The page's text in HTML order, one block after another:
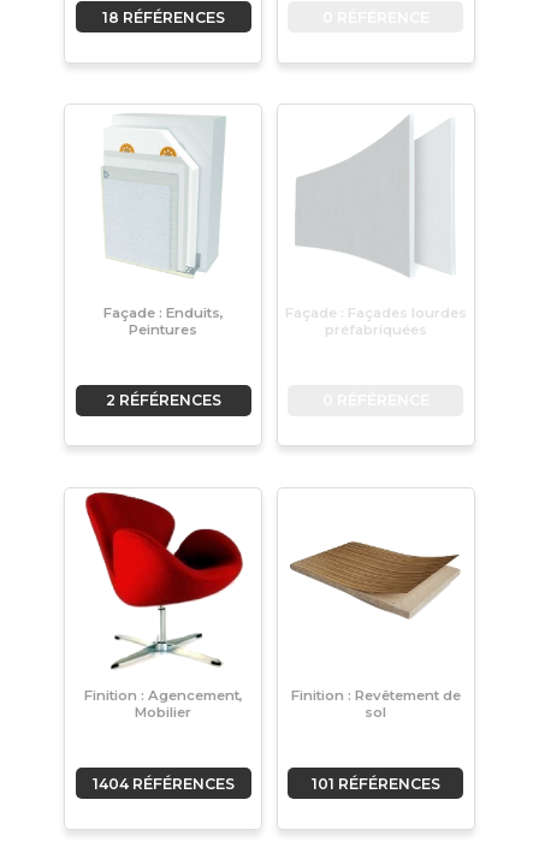
18 RÉFÉRENCES
Façade : Enduits,
Peintures
2 RÉFÉRENCES
Façade : Façades lourdes
préfabriquées
Finition : Agencement,
Mobilier
1404 RÉFÉRENCES
Finition : Revêtement de
sol
101 RÉFÉRENCES